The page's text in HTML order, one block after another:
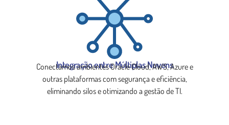
Integração entre Múltiplas Nuvens
Conectamos ambientes Oracle Cloud, AWS, Azure e
outras plataformas com segurança e eficiência,
eliminando silos e otimizando a gestão de TI.